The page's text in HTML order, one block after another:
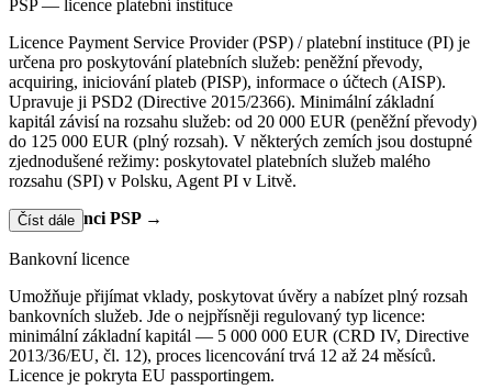
PSP — licence platební instituce
Licence Payment Service Provider (PSP) / platební instituce (PI) je
určena pro poskytování platebních služeb: peněžní převody,
acquiring, iniciování plateb (PISP), informace o účtech (AISP).
Upravuje ji PSD2 (Directive 2015/2366). Minimální základní
kapitál závisí na rozsahu služeb: od 20 000 EUR (peněžní převody)
do 125 000 EUR (plný rozsah). V některých zemích jsou dostupné
zjednodušené režimy: poskytovatel platebních služeb malého
rozsahu (SPI) v Polsku, Agent PI v Litvě.
Více o licenci PSP →
Číst dále
Bankovní licence
Umožňuje přijímat vklady, poskytovat úvěry a nabízet plný rozsah
bankovních služeb. Jde o nejpřísněji regulovaný typ licence:
minimální základní kapitál — 5 000 000 EUR (CRD IV, Directive
2013/36/EU, čl. 12), proces licencování trvá 12 až 24 měsíců.
Licence je pokryta EU passportingem.